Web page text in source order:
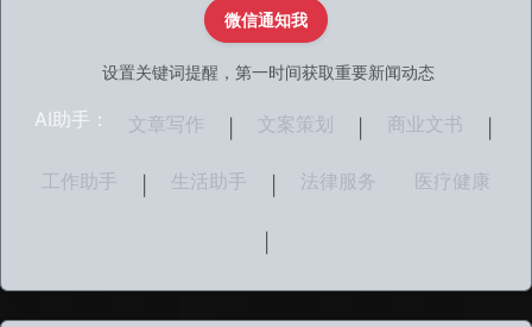
微信通知我
设置关键词提醒，第一时间获取重要新闻动态
AI助手： 文章写作 文案策划 商业文书
工作助手 生活助手 法律服务 医疗健康